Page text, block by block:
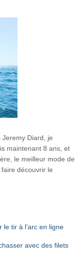
Diard, je
maintenant 8 ans, et
le meilleur mode de
découvrir le
tir à l’arc en ligne
avec des filets